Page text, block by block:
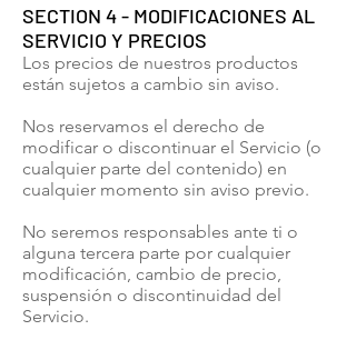
SECTION 4 - MODIFICACIONES AL
SERVICIO Y PRECIOS
Los precios de nuestros productos
están sujetos a cambio sin aviso.
Nos reservamos el derecho de
modificar o discontinuar el Servicio (o
cualquier parte del contenido) en
cualquier momento sin aviso previo.
No seremos responsables ante ti o
alguna tercera parte por cualquier
modificación, cambio de precio,
suspensión o discontinuidad del
Servicio.